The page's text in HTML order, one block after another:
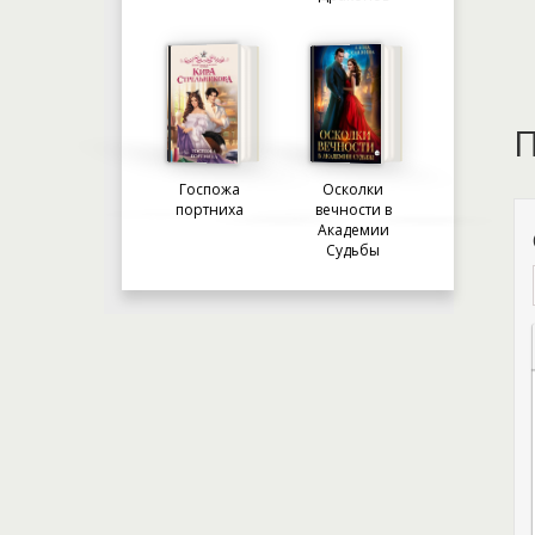
Госпожа
портниха
Осколки
вечности в
Академии
Судьбы